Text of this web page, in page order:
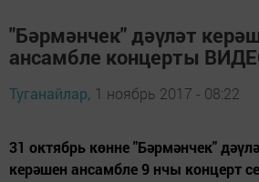
"Бәрмәнчек" дәүләт
ансамбле концерты
Туганайлар, 1 ноябрь 2017 - 08:22
31 октябрь көнне "Бәрмәнчек"
керәшен ансамбле 9 нчы концерт